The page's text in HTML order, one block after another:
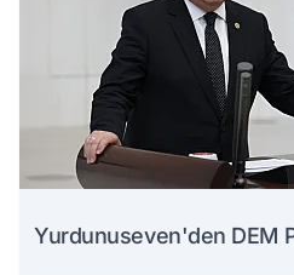
Yurdunuseven'den DEM